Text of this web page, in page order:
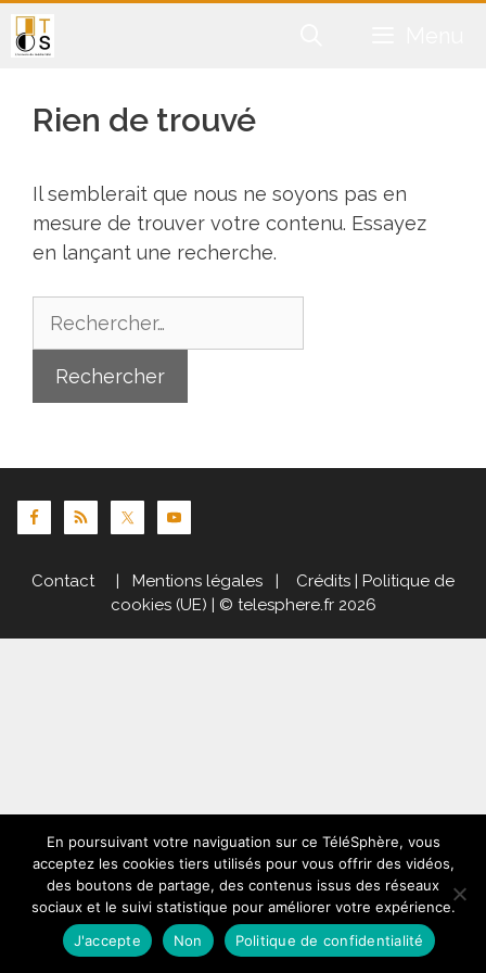
Aller
au
Rien de trouvé
Il semblerait que nous ne soyons pas en
mesure de trouver votre contenu. Essayez
en lançant une recherche.
Rechercher :
Contact| Mentions légales | Crédits | Politique de
cookies (UE) | © telesphere.fr 2026
En poursuivant votre naviguation sur ce TéléSphère, vous
acceptez les cookies tiers utilisés pour vous offrir des vidéos,
des boutons de partage, des contenus issus des réseaux
sociaux et le suivi statistique pour améliorer votre expérience.
J'accepte
Non Politique de confidentialité